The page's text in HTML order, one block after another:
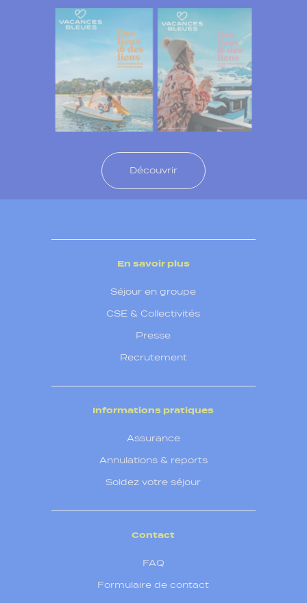
Découvrir
En savoir plus
Séjour en groupe
CSE & Collectivités
Presse
Recrutement
Informations pratiques
Assurance
Annulations & reports
Soldez votre séjour
Contact
FAQ
Formulaire de contact